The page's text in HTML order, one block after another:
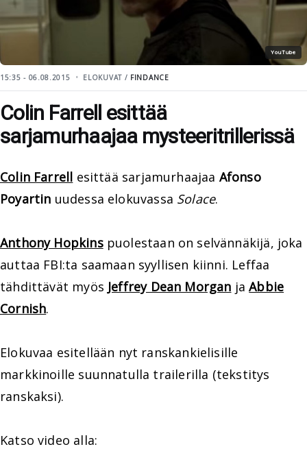
YouTube
15:35 - 06.08.2015 ELOKUVAT / FINDANCE
Colin Farrell esittää
sarjamurhaajaa mysteeritrillerissä
Colin Farrell esittää sarjamurhaajaa Afonso
Poyartin uudessa elokuvassa Solace.
Anthony Hopkinspuolestaan on selvännäkijä, joka
auttaa FBI:ta saamaan syyllisen kiinni. Leffaa
tähdittävät myös Jeffrey Dean Morgan jaAbbie
Cornish.
Elokuvaa esitellään nyt ranskankielisille
markkinoille suunnatulla trailerilla (tekstitys
ranskaksi).
Katso video alla: